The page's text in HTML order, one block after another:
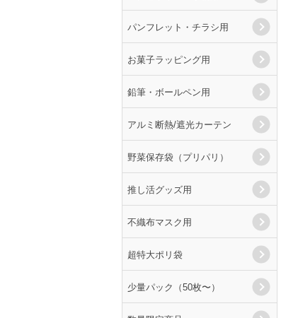
パンフレット・チラシ用
お菓子ラッピング用
鉛筆・ボールペン用
アルミ断熱/遮光カーテン
野菜保存袋（プリパリ）
推し活グッズ用
不織布マスク用
超特大ポリ袋
少量パック（50枚〜）